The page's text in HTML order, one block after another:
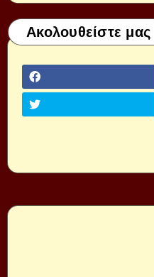
Ακολουθείστε μας